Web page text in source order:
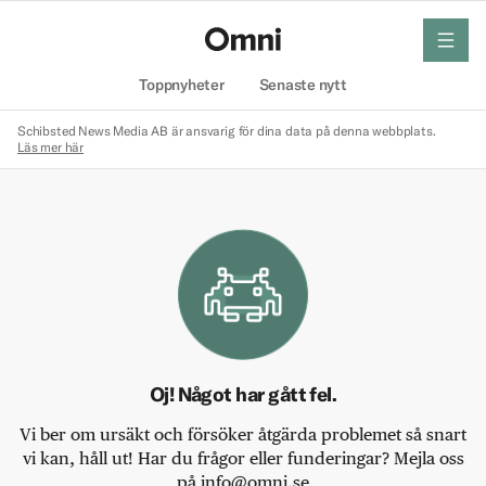
Toppnyheter Senaste nytt
meny
Schibsted News Media AB är ansvarig för dina data på denna webbplats.
Läs mer här
Oj! Något har gått fel.
Vi ber om ursäkt och försöker åtgärda problemet så snart
vi kan, håll ut! Har du frågor eller funderingar? Mejla oss